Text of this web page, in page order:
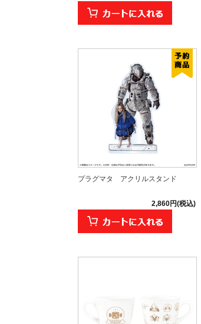
プラグマタ アクリルスタンド
2,860円(税込)